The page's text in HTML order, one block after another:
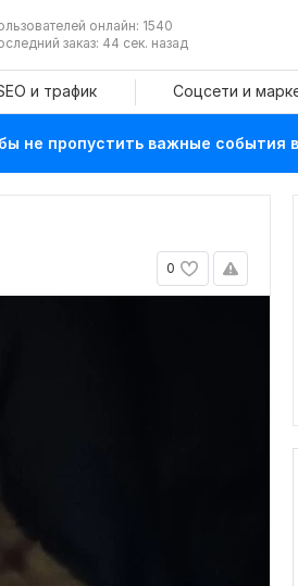
онлайн: 1540
заказ: 44 сек. назад
и трафик Соцсети и
не пропустить важные события
0